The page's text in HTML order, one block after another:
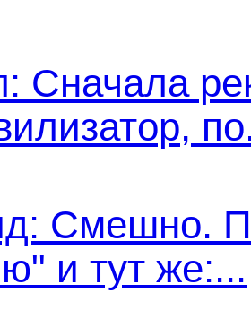
Сначала
Смешно.
и тут же:...